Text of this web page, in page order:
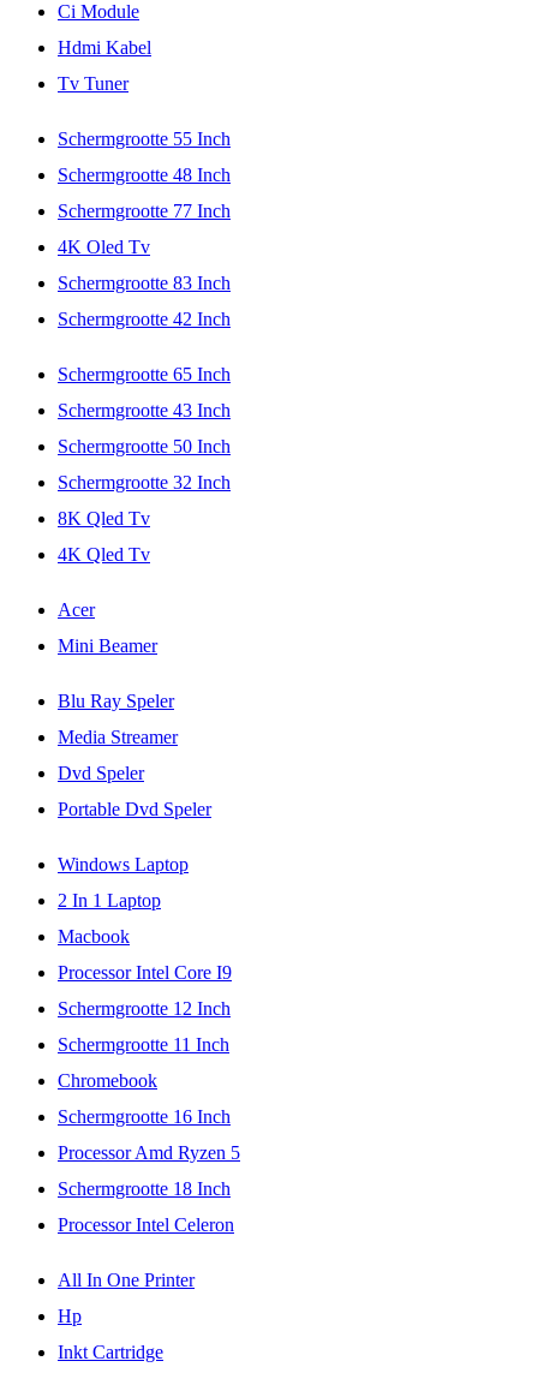
Ci Module
Hdmi Kabel
Tv Tuner
Schermgrootte 55 Inch
Schermgrootte 48 Inch
Schermgrootte 77 Inch
4K Oled Tv
Schermgrootte 83 Inch
Schermgrootte 42 Inch
Schermgrootte 65 Inch
Schermgrootte 43 Inch
Schermgrootte 50 Inch
Schermgrootte 32 Inch
8K Qled Tv
4K Qled Tv
Acer
Mini Beamer
Blu Ray Speler
Media Streamer
Dvd Speler
Portable Dvd Speler
Windows Laptop
2 In 1 Laptop
Macbook
Processor Intel Core I9
Schermgrootte 12 Inch
Schermgrootte 11 Inch
Chromebook
Schermgrootte 16 Inch
Processor Amd Ryzen 5
Schermgrootte 18 Inch
Processor Intel Celeron
All In One Printer
Hp
Inkt Cartridge